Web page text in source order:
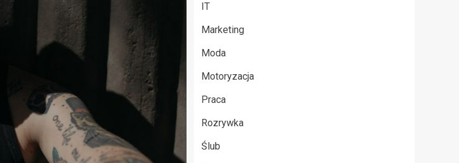
IT
Marketing
Moda
Motoryzacja
Praca
Rozrywka
Ślub